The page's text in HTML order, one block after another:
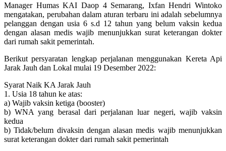
Manager Humas KAI Daop 4 Semarang, Ixfan Hendri Wintoko
mengatakan, perubahan dalam aturan terbaru ini adalah sebelumnya
pelanggan dengan usia 6 s.d 12 tahun yang belum vaksin kedua
dengan alasan medis wajib menunjukkan surat keterangan dokter
dari rumah sakit pemerintah.
Berikut persyaratan lengkap perjalanan menggunakan Kereta Api
Jarak Jauh dan Lokal mulai 19 Desember 2022:
Syarat Naik KA Jarak Jauh
1. Usia 18 tahun ke atas:
a) Wajib vaksin ketiga (booster)
b) WNA yang berasal dari perjalanan luar negeri, wajib vaksin
kedua
b) Tidak/belum divaksin dengan alasan medis wajib menunjukkan
surat keterangan dokter dari rumah sakit pemerintah